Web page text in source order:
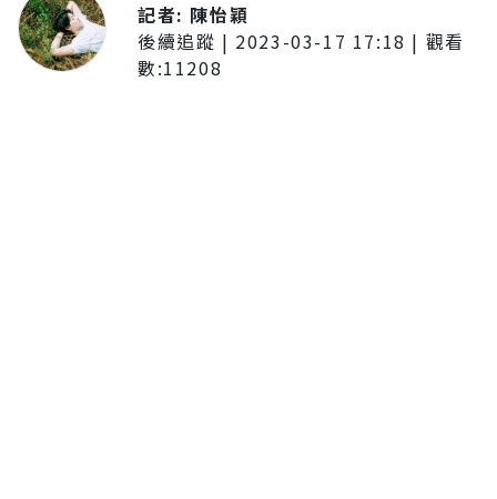
記者: 陳怡穎
後續追蹤 | 2023-03-17 17:18 | 觀看
數:11208